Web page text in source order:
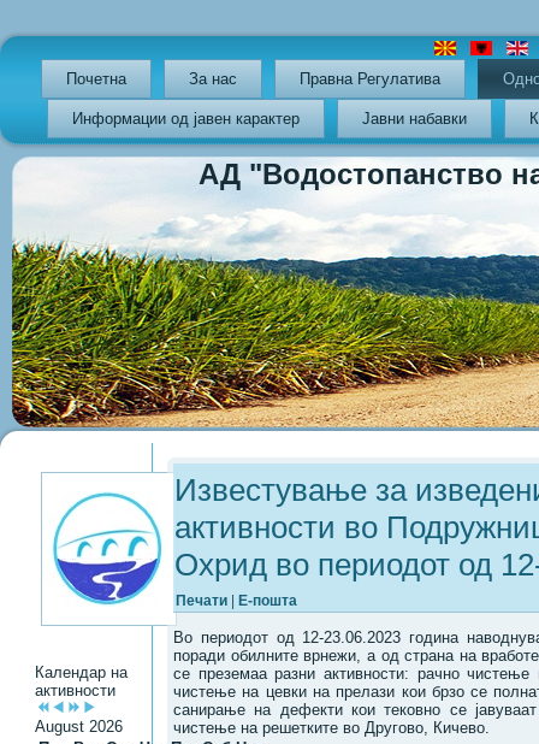
Почетна За нас Правна Регулатива
Информации од јавен карактер Јавни набавки
АД "Водостопанство на
Календар на
активности
August 2026
Известување за
активности во
Охрид во периодот од
Печати Е-пошта
Во периодот од 12-23.06.2023 година
поради обилните врнежи, а од страна на
се преземаа разни активности: рачно чистење
чистење на цевки на прелази кои брзо се
санирање на дефекти кои тековно се
чистење на решетките во Другово, Кичево.